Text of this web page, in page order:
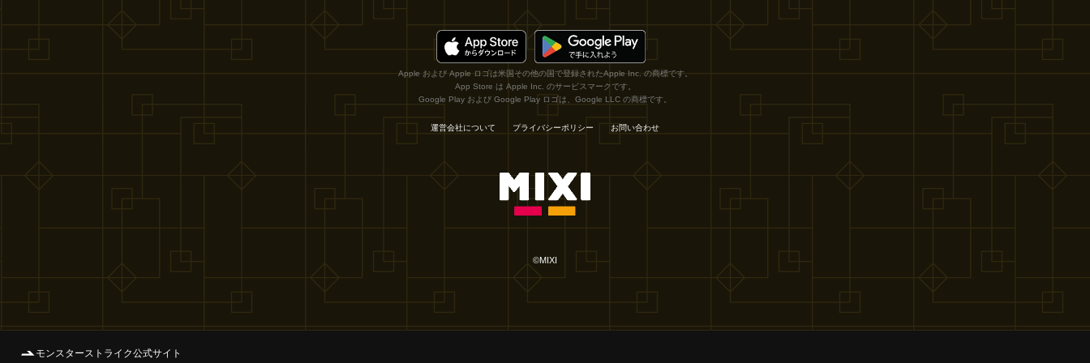
Apple および Apple ロゴは米国その他の国で登録されたApple Inc. の商標です。
App Store は Apple Inc. のサービスマークです。
Google Play および Google Play ロゴは、Google LLC の商標です。
運営会社について プライバシーポリシー お問い合わせ
©MIXI
モンスターストライク公式サイト